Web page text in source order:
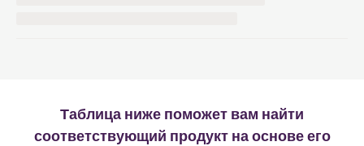
Таблица ниже поможет вам найти
соответствующий продукт на основе его